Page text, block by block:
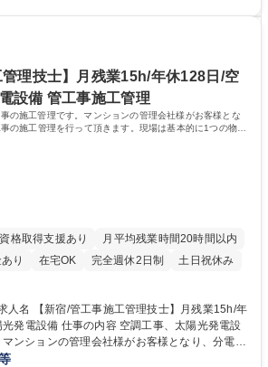
事業を展開中。大型マンション商業施設が学校
有。大手自動車メーカーや大手不動産飲食企業
、売上は右肩上がりで上昇し続けています 学
学 高専 短大 専修学校 高校 語学力： 資格：第一
管理技士】月残業15h/年休128日/空
設備 管工事施工管理
の施工管理です。マンションの管理会社様がお客様とな
の施工管理を行って頂きます。現場は基本的に1つの物件
ます。
資格取得支援あり
月平均残業時間20時間以内
り 在宅OK 完全週休2日制
土日祝休み
調工事、太陽光発電設
ンションの管理会社様がお客様となり、分電盤
管理を行って頂きます。現場は基本的に1つの